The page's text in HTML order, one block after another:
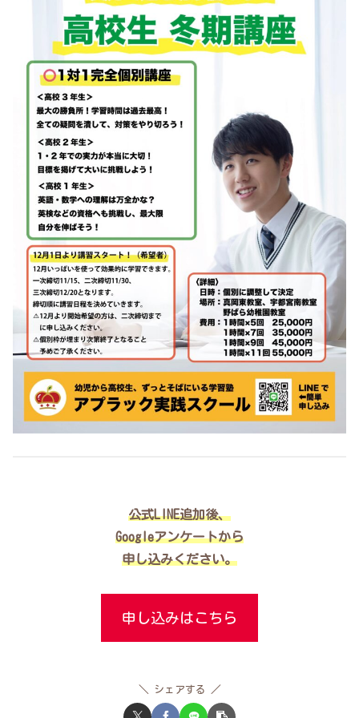
公式LINE追加後、
Googleアンケートから
申し込みください。
申し込みはこちら
シェアする